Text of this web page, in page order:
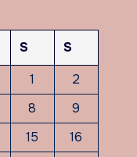
S
S
1
2
8
9
15
16